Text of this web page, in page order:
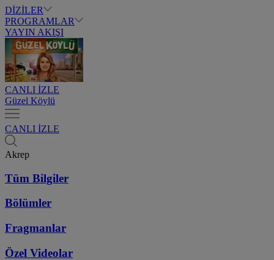
DİZİLER
PROGRAMLAR
YAYIN AKIŞI
CANLI İZLE
Güzel Köylü
CANLI İZLE
Akrep
Tüm Bilgiler
Bölümler
Fragmanlar
Özel Videolar